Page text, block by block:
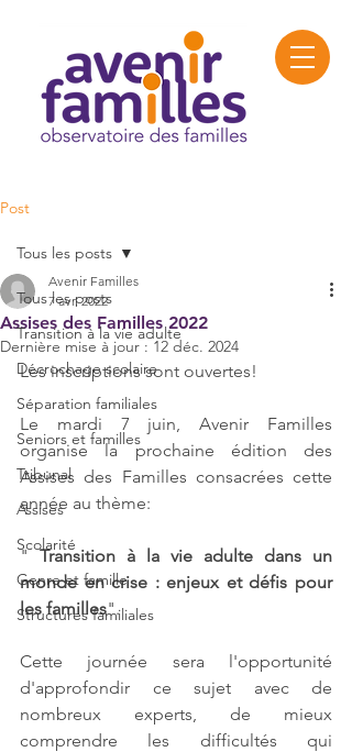
Post
Tous les posts
Transition à la vie adulte
Décrochage scolaire
Séparation familiales
Seniors et familles
Tribunal
Assises
Scolarité
Genre et famille
Structures familiales
Tous les posts
Assises des Familles 2022
Avenir Familles
7 avr. 2022
Dernière mise à jour : 12 déc. 2024
Les inscriptions sont ouvertes!
Le mardi 7 juin, Avenir Familles
organise la prochaine édition des
Assises des Familles consacrées cette
année au thème:
" Transition à la vie adulte dans un
monde en crise : enjeux et défis pour
les familles".
Cette journée sera l'opportunité
d'approfondir ce sujet avec de
nombreux experts, de mieux
comprendre les difficultés qui